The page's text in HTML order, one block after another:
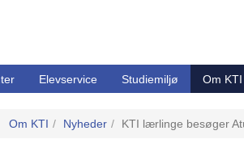
Elevservice Studiemiljø Om KTI
Om KTI Nyheder KTI lærlinge besøger